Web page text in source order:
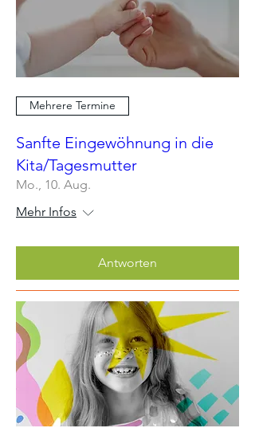
Mehrere Termine
Sanfte Eingewöhnung in die
Kita/Tagesmutter
Mo., 10. Aug.
Mehr Infos
Antworten